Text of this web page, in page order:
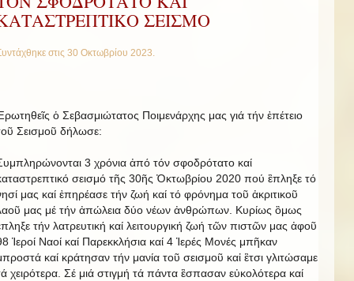
ΣΕΙΣΜΟ
στις 30 Οκτωβρίου 2023.
ὁ Σεβασμιώτατος Ποιμενάρχης μας γιά τήν ἐπέτειο
Σεισμοῦ δήλωσε:
3 χρόνια ἀπό τόν σφοδρότατο καί
σεισμό τῆς 30ῆς Ὀκτωβρίου 2020 πού ἒπληξε τό
μας καί ἐπηρέασε τήν ζωή καί τό φρόνημα τοῦ ἀκριτικοῦ
μας μέ τήν ἀπώλεια δύο νέων ἀνθρώπων. Κυρίως ὃμως
τήν λατρευτική καί λειτουργική ζωή τῶν πιστῶν μας ἀφοῦ
Ἱεροί Ναοί καί Παρεκκλήσια καί 4 Ἱερές Μονές μπῆκαν
καί κράτησαν τήν μανία τοῦ σεισμοῦ καἰ ἒτσι γλιτώσαμε
χειρότερα. Σέ μιά στιγμή τά πάντα ἒσπασαν εὐκολότερα καί